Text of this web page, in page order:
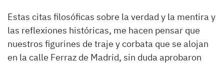
Estas citas filosóficas sobre la verdad y la mentira y
las reflexiones históricas, me hacen pensar que
nuestros figurines de traje y corbata que se alojan
en la calle Ferraz de Madrid, sin duda aprobaron